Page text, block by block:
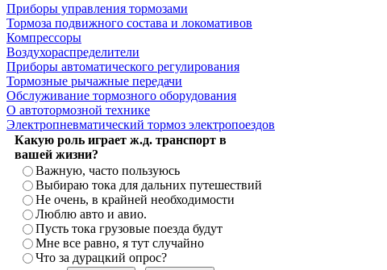
Приборы управления тормозами
Тормоза подвижного состава и локомативов
Компрессоры
Воздухораспределители
Приборы автоматического регулирования
Тормозные рычажные передачи
Обслуживание тормозного оборудования
О автотормозной технике
Электропневматический тормоз электропоездов
Какую роль играет ж.д. транспорт в
вашей жизни?
Важную, часто пользуюсь
Выбираю тока для дальних путешествий
Не очень, в крайней необходимости
Люблю авто и авио.
Пусть тока грузовые поезда будут
Мне все равно, я тут случайно
Что за дурацкий опрос?